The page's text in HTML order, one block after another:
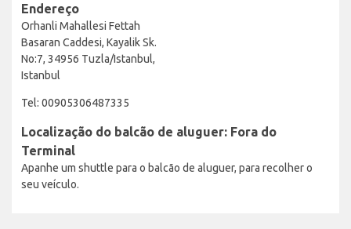
Endereço
Orhanli Mahallesi Fettah
Basaran Caddesi, Kayalik Sk.
No:7, 34956 Tuzla/Istanbul,
Istanbul
Tel: 00905306487335
Localização do balcão de aluguer: Fora do
Terminal
Apanhe um shuttle para o balcão de aluguer, para recolher o
seu veículo.